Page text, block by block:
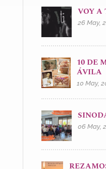
VOY A
26 May,
10 DE
ÁVILA
10 May,
06 May,